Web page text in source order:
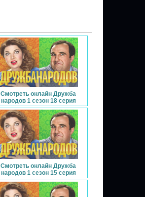
Смотреть онлайн Дружба
народов 1 сезон 18 серия
Смотреть онлайн Дружба
народов 1 сезон 15 серия